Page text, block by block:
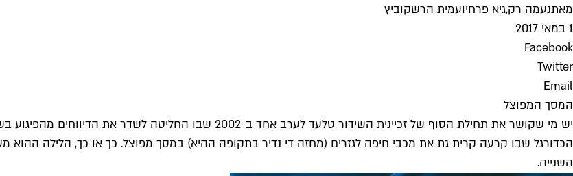
מאתנעמה רק,גיא פרחיועמית הרשקוביץ
1 במאי 2017
Facebook
Twitter
Email
המסך המפוצל
יש מי שקושר את תחילת הסוף של זכיינית השידור טלעד לערב אחד ב-
הכדורגל שבו קרעה קרית גת את מכבי חיפה לגזרים (מחזה די נדיר בתקופה ההיא) במסך מפוצל. כך או כך, הלילה ההוא
השנייה.